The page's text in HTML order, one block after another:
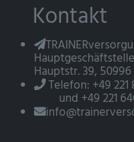
Kontakt
Hauptgeschäftstelle
Hauptstr. 39,
Telefon: +49 221
und +49 221